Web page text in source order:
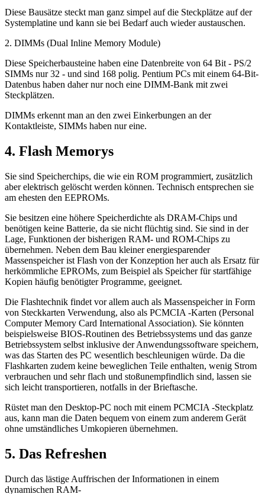
Diese Bausätze steckt man ganz simpel auf die Steckplätze auf der
Systemplatine und kann sie bei Bedarf auch wieder austauschen.
2. DIMMs (Dual Inline Memory Module)
Diese Speicherbausteine haben eine Datenbreite von 64 Bit - PS/2
SIMMs nur 32 - und sind 168 polig. Pentium PCs mit einem 64-Bit-
Datenbus haben daher nur noch eine DIMM-Bank mit zwei
Steckplätzen.
DIMMs erkennt man an den zwei Einkerbungen an der
Kontaktleiste, SIMMs haben nur eine.
4. Flash Memorys
Sie sind Speicherchips, die wie ein ROM programmiert, zusätzlich
aber elektrisch gelöscht werden können. Technisch entsprechen sie
am ehesten den EEPROMs.
Sie besitzen eine höhere Speicherdichte als DRAM-Chips und
benötigen keine Batterie, da sie nicht flüchtig sind. Sie sind in der
Lage, Funktionen der bisherigen RAM- und ROM-Chips zu
übernehmen. Neben dem Bau kleiner energiesparender
Massenspeicher ist Flash von der Konzeption her auch als Ersatz für
herkömmliche EPROMs, zum Beispiel als Speicher für startfähige
Kopien häufig benötigter Programme, geeignet.
Die Flashtechnik findet vor allem auch als Massenspeicher in Form
von Steckkarten Verwendung, also als PCMCIA -Karten (Personal
Computer Memory Card International Association). Sie könnten
beispielsweise BIOS-Routinen des Betriebssystems und das ganze
Betriebssystem selbst inklusive der Anwendungssoftware speichern,
was das Starten des PC wesentlich beschleunigen würde. Da die
Flashkarten zudem keine beweglichen Teile enthalten, wenig Strom
verbrauchen und sehr flach und stoßunempfindlich sind, lassen sie
sich leicht transportieren, notfalls in der Brieftasche.
Rüstet man den Desktop-PC noch mit einem PCMCIA -Steckplatz
aus, kann man die Daten bequem von einem zum anderem Gerät
ohne umständliches Umkopieren übernehmen.
5. Das Refreshen
Durch das lästige Auffrischen der Informationen in einem
dynamischen RAM-